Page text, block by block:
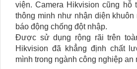
viện. Camera Hikvision cũng hỗ
thông minh như nhận diện
báo động chống đột nhập.
Được sử dụng rộng rãi trên
Hikvision đã khẳng định chất
mình trong ngành công nghiệp an